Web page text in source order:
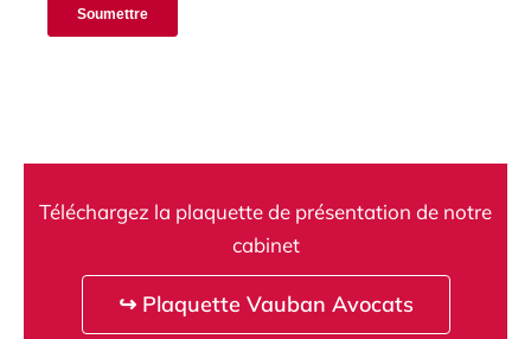
Téléchargez la plaquette de présentation de notre
cabinet
↪ Plaquette Vauban Avocats